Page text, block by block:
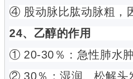
④ 股动脉比肱动脉粗，
24、乙醇的作用
① 20-30％：急性肺水
② 30％：湿润、松解头